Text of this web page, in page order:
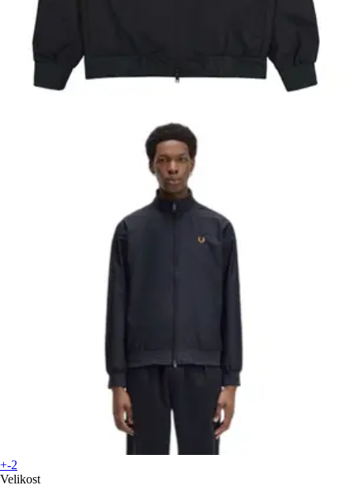
+-2
Velikost